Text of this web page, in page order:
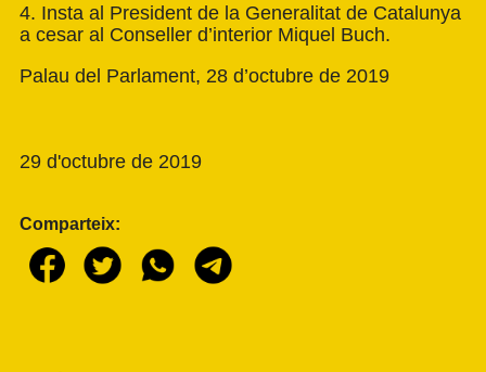
4. Insta al President de la Generalitat de Catalunya
a cesar al Conseller d’interior Miquel Buch.
Palau del Parlament, 28 d’octubre de 2019
29 d'octubre de 2019
Comparteix: